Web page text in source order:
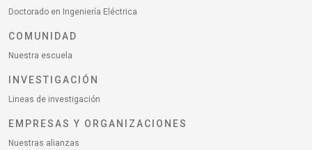
Doctorado en Ingeniería Eléctrica
COMUNIDAD
Nuestra escuela
INVESTIGACIÓN
Lineas de investigación
EMPRESAS Y ORGANIZACIONES
Nuestras alianzas